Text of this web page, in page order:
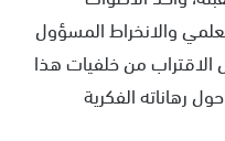
والانخراط المسؤول
من خلفيات هذا
رهاناته الفكرية